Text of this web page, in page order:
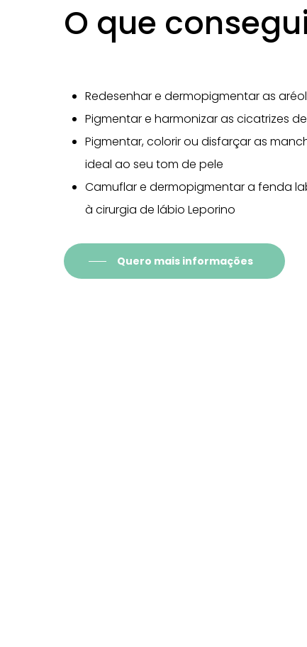
O que
Redesenhar e dermopigmentar as
Pigmentar e harmonizar as cicatrizes
Pigmentar, colorir ou disfarçar as
ideal ao seu tom de pele
Camuflar e dermopigmentar a fenda
à cirurgia de lábio Leporino
Quero mais informações